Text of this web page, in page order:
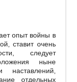
опыт войны в
ставит очень
следует
ныне
отдельных